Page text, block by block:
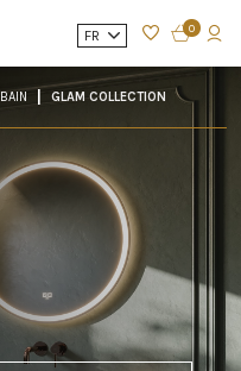
FR 0
GLAM COLLECTION